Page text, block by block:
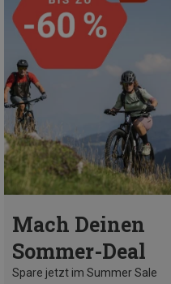
Mach Deinen
Sommer-Deal
Spare jetzt im Summer Sale